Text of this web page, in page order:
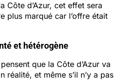
Côte d’Azur, cet effet sera
plus marqué car l’offre était
et hétérogène
que la Côte d’Azur va
réalité, et même s’il n’y a pas